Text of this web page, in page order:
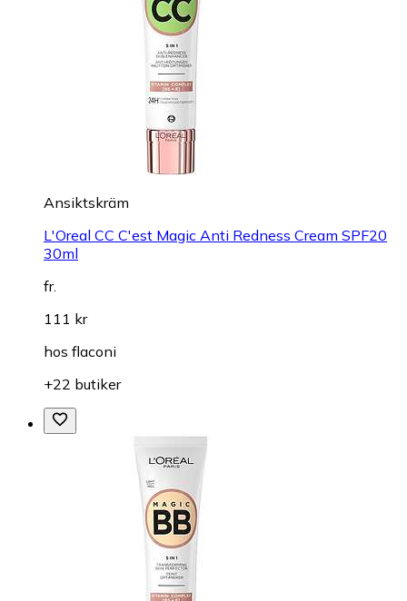
Ansiktskräm
L'Oreal CC C'est Magic Anti Redness Cream SPF20
30ml
fr.
111 kr
hos flaconi
+22 butiker